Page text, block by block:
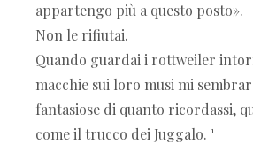
appartengo più a questo posto».
Non le rifiutai.
Quando guardai i rottweiler
macchie sui loro musi mi
fantasiose di quanto ricordassi,
come il trucco dei Juggalo. ¹